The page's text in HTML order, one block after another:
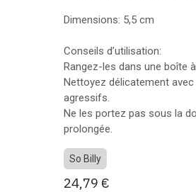
Dimensions: 5,5 cm
Conseils d’utilisation:
Rangez-les dans une boîte
Nettoyez délicatement
agressifs.
Ne les portez pas sous la
prolongée.
So Billy
24,79 €